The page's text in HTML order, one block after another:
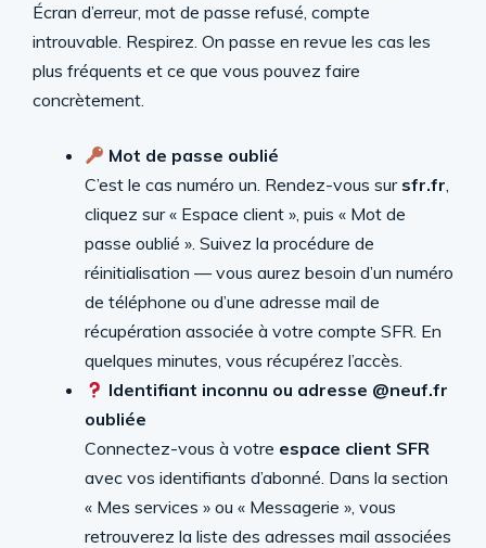
Écran d’erreur, mot de passe refusé, compte
introuvable. Respirez. On passe en revue les cas les
plus fréquents et ce que vous pouvez faire
concrètement.
Mot de passe oublié
C’est le cas numéro un. Rendez-vous sur sfr.fr,
cliquez sur « Espace client », puis « Mot de
passe oublié ». Suivez la procédure de
réinitialisation — vous aurez besoin d’un numéro
de téléphone ou d’une adresse mail de
récupération associée à votre compte SFR. En
quelques minutes, vous récupérez l’accès.
Identifiant inconnu ou adresse @neuf.fr
oubliée
Connectez-vous à votre espace client SFR
avec vos identifiants d’abonné. Dans la section
« Mes services » ou « Messagerie », vous
retrouverez la liste des adresses mail associées